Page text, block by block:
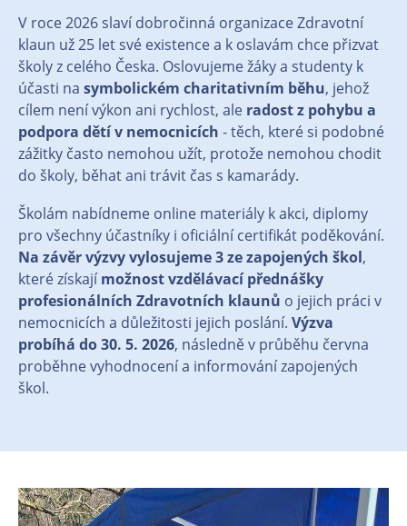
V roce 2026 slaví dobročinná organizace Zdravotní
klaun už 25 let své existence a k oslavám chce přizvat
školy z celého Česka. Oslovujeme žáky a studenty k
účasti na symbolickém charitativním běhu, jehož
cílem není výkon ani rychlost, ale radost z pohybu a
podpora dětí v nemocnicích - těch, které si podobné
zážitky často nemohou užít, protože nemohou chodit
do školy, běhat ani trávit čas s kamarády.
Školám nabídneme online materiály k akci, diplomy
pro všechny účastníky i oficiální certifikát poděkování.
Na závěr výzvy vylosujeme 3 ze zapojených škol,
které získajímožnost vzdělávací přednášky
profesionálních Zdravotních klaunů o jejich práci v
nemocnicích a důležitosti jejich poslání. Výzva
probíhá do 30. 5. 2026, následně v průběhu června
proběhne vyhodnocení a informování zapojených
škol.